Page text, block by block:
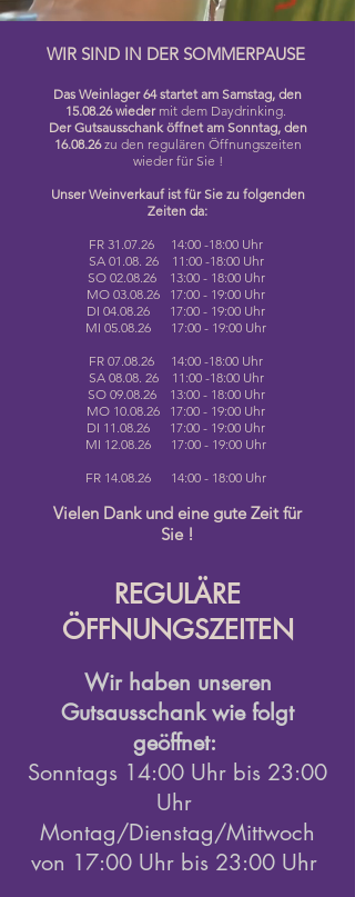
WIR SIND IN DER SOMMERPAUSE
Das Weinlager 64 startet am Samstag, den
15.08.26 wiedermit dem Daydrinking.
Der Gutsausschank öffnet am Sonntag, den
16.08.26zu den regulären Öffnungszeiten
wieder für Sie !
Unser Weinverkauf ist für Sie zu folgenden
Zeiten da:
FR 31.07.26 14:00 -18:00 Uhr
SA 01.08. 26 11:00 -18:00 Uhr
SO 02.08.26 13:00 - 18:00 Uhr
MO 03.08.26 17:00 - 19:00 Uhr
DI 04.08.26 17:00 - 19:00 Uhr
MI 05.08.26 17:00 - 19:00 Uhr
FR 07.08.26 14:00 -18:00 Uhr
SA 08.08. 26 11:00 -18:00 Uhr
SO 09.08.26 13:00 - 18:00 Uhr
MO 10.08.26 17:00 - 19:00 Uhr
DI 11.08.26 17:00 - 19:00 Uhr
MI 12.08.26 17:00 - 19:00 Uhr
FR 14.08.26 14:00 - 18:00 Uhr
Vielen Dank und eine gute Zeit für
Sie !
REGULÄRE
ÖFFNUNGSZEITEN
Wir haben unseren
Gutsausschank wie folgt
geöffnet:
Sonntags 14:00 Uhr bis 23:00
Uhr
Montag/Dienstag/Mittwoch
von 17:00 Uhr bis 23:00 Uhr